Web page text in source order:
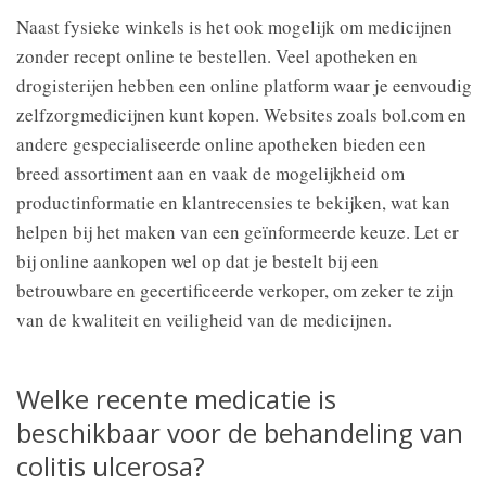
Naast fysieke winkels is het ook mogelijk om medicijnen
zonder recept online te bestellen. Veel apotheken en
drogisterijen hebben een online platform waar je eenvoudig
zelfzorgmedicijnen kunt kopen. Websites zoals bol.com en
andere gespecialiseerde online apotheken bieden een
breed assortiment aan en vaak de mogelijkheid om
productinformatie en klantrecensies te bekijken, wat kan
helpen bij het maken van een geïnformeerde keuze. Let er
bij online aankopen wel op dat je bestelt bij een
betrouwbare en gecertificeerde verkoper, om zeker te zijn
van de kwaliteit en veiligheid van de medicijnen.
Welke recente medicatie is
beschikbaar voor de behandeling van
colitis ulcerosa?